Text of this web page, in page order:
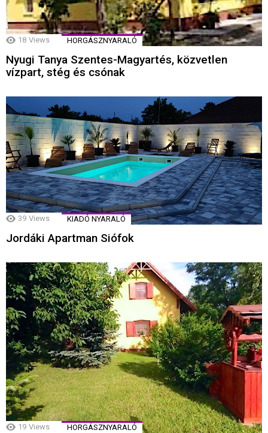
18 Views HORGÁSZNYARALÓ
Nyugi Tanya Szentes-Magyartés, közvetlen
vízpart, stég és csónak
39 Views KIADÓ NYARALÓ
Jordáki Apartman Siófok
19 Views HORGÁSZNYARALÓ